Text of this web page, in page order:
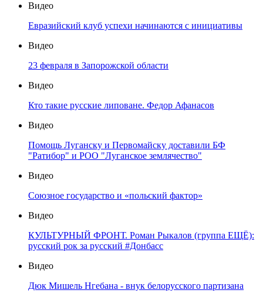
Видео
Евразийский клуб успехи начинаются с инициативы
Видео
23 февраля в Запорожской области
Видео
Кто такие русские липоване. Федор Афанасов
Видео
Помощь Луганску и Первомайску доставили БФ
"Ратибор" и РОО "Луганское землячество"
Видео
Союзное государство и «польский фактор»
Видео
КУЛЬТУРНЫЙ ФРОНТ. Роман Рыкалов (группа ЕЩЁ):
русский рок за русский #Донбасс
Видео
Дюк Мишель Нгебана - внук белорусского партизана